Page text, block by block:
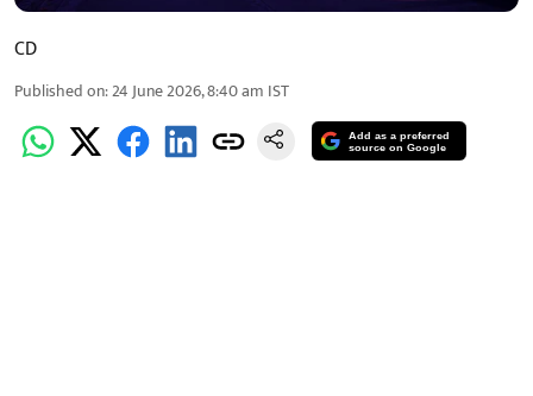
CD
Published on:24 June 2026, 8:40 am IST
Add as a preferred
source on Google